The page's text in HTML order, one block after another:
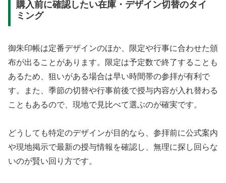
購入前に確認したい在庫・デザイン切替のタイ
ミング
御朱印帳は定番デザインのほか、限定や行事に合わせた頒
布が出ることがあります。限定は予定数で終了することも
あるため、狙いがある場合は早い時間帯の参拝が有利で
す。また、季節の切替や行事前後で授与内容が入れ替わる
こともあるので、現地で見比べて選ぶのが確実です。
どうしても特定のデザインが目的なら、参拝前に公式案内
や現地掲示で最新の授与情報を確認し、無理に探し回らな
いのが賢い回り方です。